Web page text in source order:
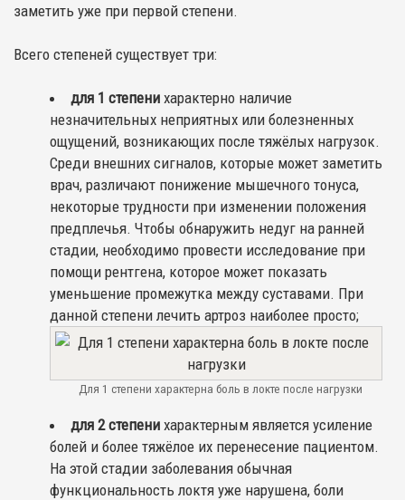
заметить уже при первой степени.
Всего степеней существует три:
для 1 степени характерно наличие
незначительных неприятных или болезненных
ощущений, возникающих после тяжёлых нагрузок.
Среди внешних сигналов, которые может заметить
врач, различают понижение мышечного тонуса,
некоторые трудности при изменении положения
предплечья. Чтобы обнаружить недуг на ранней
стадии, необходимо провести исследование при
помощи рентгена, которое может показать
уменьшение промежутка между суставами. При
данной степени лечить артроз наиболее просто;
Для 1 степени характерна боль в локте после нагрузки
для 2 степени характерным является усиление
болей и более тяжёлое их перенесение пациентом.
На этой стадии заболевания обычная
функциональность локтя уже нарушена, боли